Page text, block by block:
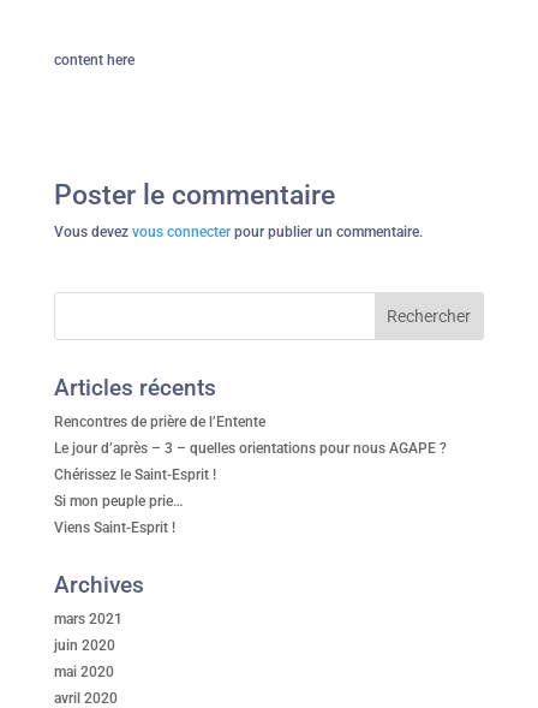
content here
Poster le commentaire
Vous devez vous connecterpour publier un commentaire.
Articles récents
Rencontres de prière de l’Entente
Le jour d’après – 3 – quelles orientations pour nous AGAPE ?
Chérissez le Saint-Esprit !
Si mon peuple prie…
Viens Saint-Esprit !
Archives
mars 2021
juin 2020
mai 2020
avril 2020